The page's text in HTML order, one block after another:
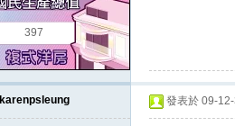
397
karenpsleung 發表於 09-